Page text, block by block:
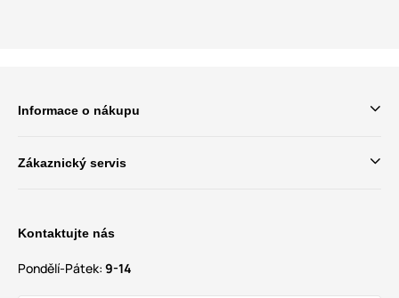
Informace o nákupu
Zákaznický servis
Kontaktujte nás
Pondělí-Pátek: 9-14